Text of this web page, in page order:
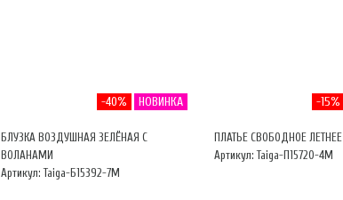
-40% НОВИНКА
БЛУЗКА ВОЗДУШНАЯ ЗЕЛЁНАЯ С
ВОЛАНАМИ
Артикул: Taiga-Б15392-7М
-15%
ПЛАТЬЕ СВОБОДНОЕ ЛЕТНЕЕ
Артикул: Taiga-П15720-4М